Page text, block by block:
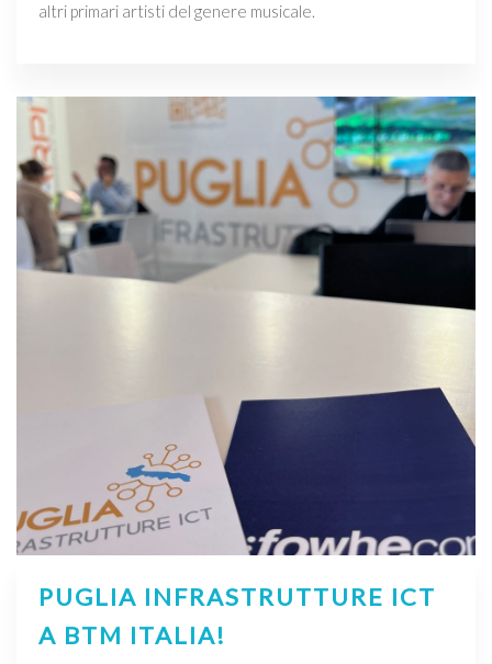
altri primari artisti del genere musicale.
PUGLIA INFRASTRUTTURE ICT
A BTM ITALIA!